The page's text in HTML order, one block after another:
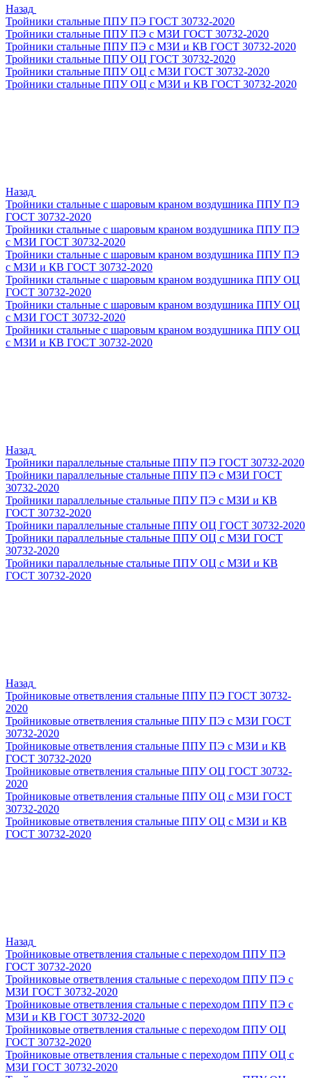
Назад
Тройники стальные ППУ ПЭ ГОСТ 30732-2020
Тройники стальные ППУ ПЭ с МЗИ ГОСТ 30732-2020
Тройники стальные ППУ ПЭ с МЗИ и КВ ГОСТ 30732-2020
Тройники стальные ППУ ОЦ ГОСТ 30732-2020
Тройники стальные ППУ ОЦ с МЗИ ГОСТ 30732-2020
Тройники стальные ППУ ОЦ с МЗИ и КВ ГОСТ 30732-2020
Назад
Тройники стальные с шаровым краном воздушника ППУ ПЭ
ГОСТ 30732-2020
Тройники стальные с шаровым краном воздушника ППУ ПЭ
с МЗИ ГОСТ 30732-2020
Тройники стальные с шаровым краном воздушника ППУ ПЭ
с МЗИ и КВ ГОСТ 30732-2020
Тройники стальные с шаровым краном воздушника ППУ ОЦ
ГОСТ 30732-2020
Тройники стальные с шаровым краном воздушника ППУ ОЦ
с МЗИ ГОСТ 30732-2020
Тройники стальные с шаровым краном воздушника ППУ ОЦ
с МЗИ и КВ ГОСТ 30732-2020
Назад
Тройники параллельные стальные ППУ ПЭ ГОСТ 30732-2020
Тройники параллельные стальные ППУ ПЭ с МЗИ ГОСТ
30732-2020
Тройники параллельные стальные ППУ ПЭ с МЗИ и КВ
ГОСТ 30732-2020
Тройники параллельные стальные ППУ ОЦ ГОСТ 30732-2020
Тройники параллельные стальные ППУ ОЦ с МЗИ ГОСТ
30732-2020
Тройники параллельные стальные ППУ ОЦ с МЗИ и КВ
ГОСТ 30732-2020
Назад
Тройниковые ответвления стальные ППУ ПЭ ГОСТ 30732-
2020
Тройниковые ответвления стальные ППУ ПЭ с МЗИ ГОСТ
30732-2020
Тройниковые ответвления стальные ППУ ПЭ с МЗИ и КВ
ГОСТ 30732-2020
Тройниковые ответвления стальные ППУ ОЦ ГОСТ 30732-
2020
Тройниковые ответвления стальные ППУ ОЦ с МЗИ ГОСТ
30732-2020
Тройниковые ответвления стальные ППУ ОЦ с МЗИ и КВ
ГОСТ 30732-2020
Назад
Тройниковые ответвления стальные с переходом ППУ ПЭ
ГОСТ 30732-2020
Тройниковые ответвления стальные с переходом ППУ ПЭ с
МЗИ ГОСТ 30732-2020
Тройниковые ответвления стальные с переходом ППУ ПЭ с
МЗИ и КВ ГОСТ 30732-2020
Тройниковые ответвления стальные с переходом ППУ ОЦ
ГОСТ 30732-2020
Тройниковые ответвления стальные с переходом ППУ ОЦ с
МЗИ ГОСТ 30732-2020